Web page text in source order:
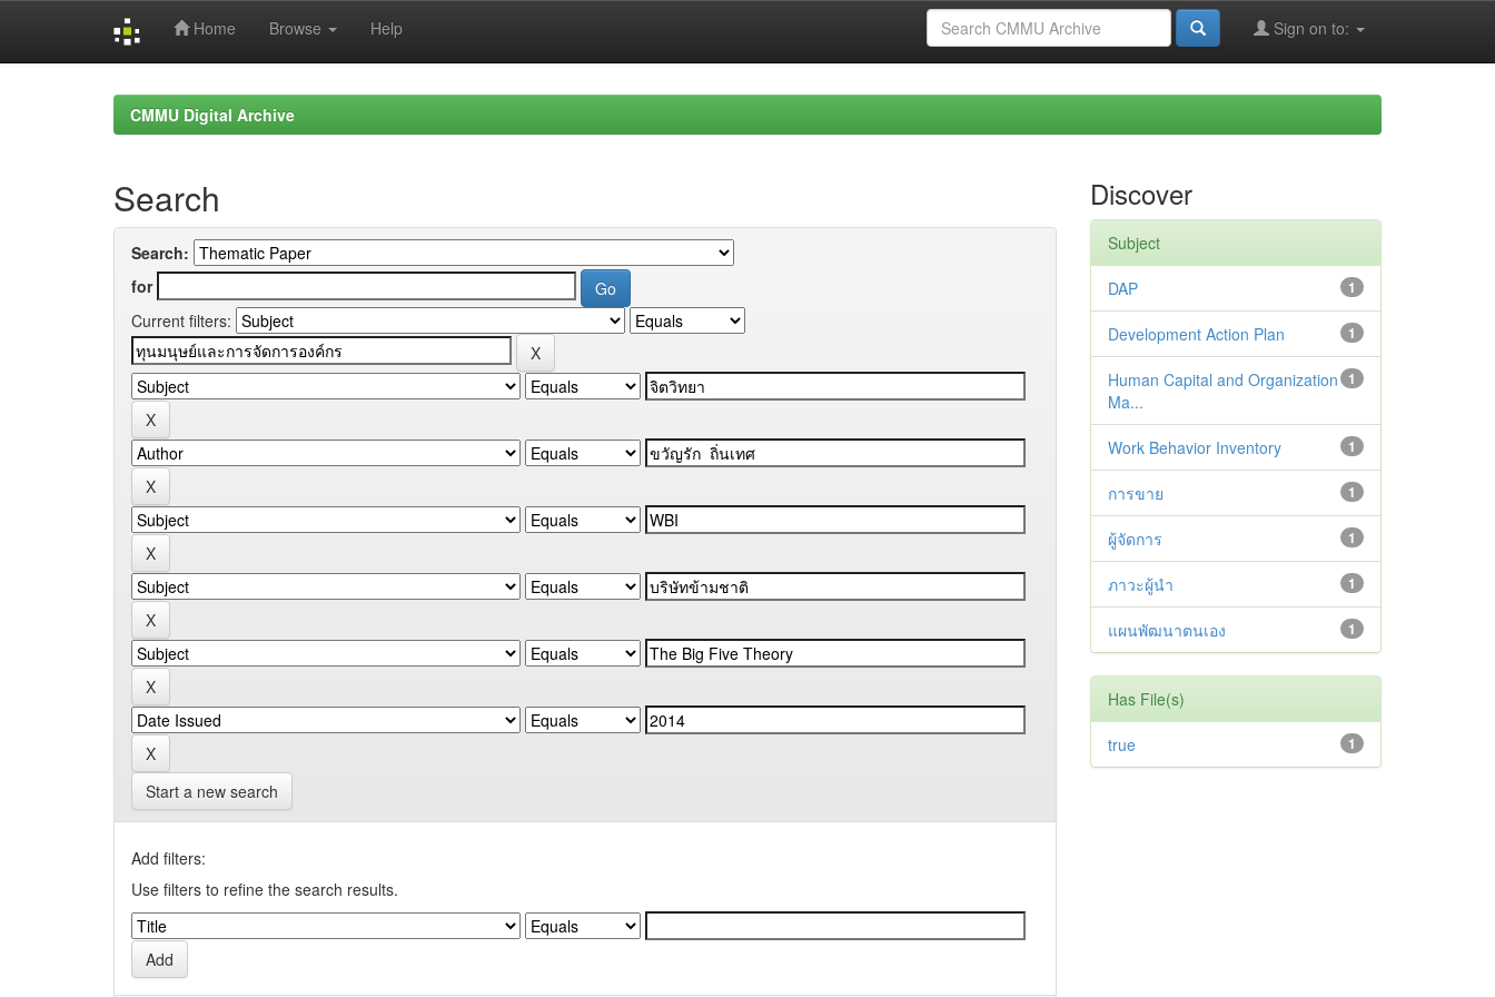
Home Browse Help Sign on to:
CMMU Digital Archive
Search
Search:
for
Current filters:
Start a new search
Add filters:
Use filters to refine the search results.
Discover
Subject
1
DAP
1
Development Action Plan
1
Human Capital and Organization
Ma...
1
Work Behavior Inventory
1
การขาย
1
ผู้จัดการ
1
ภาวะผู้นำ
1
แผนพัฒนาตนเอง
Has File(s)
1
true